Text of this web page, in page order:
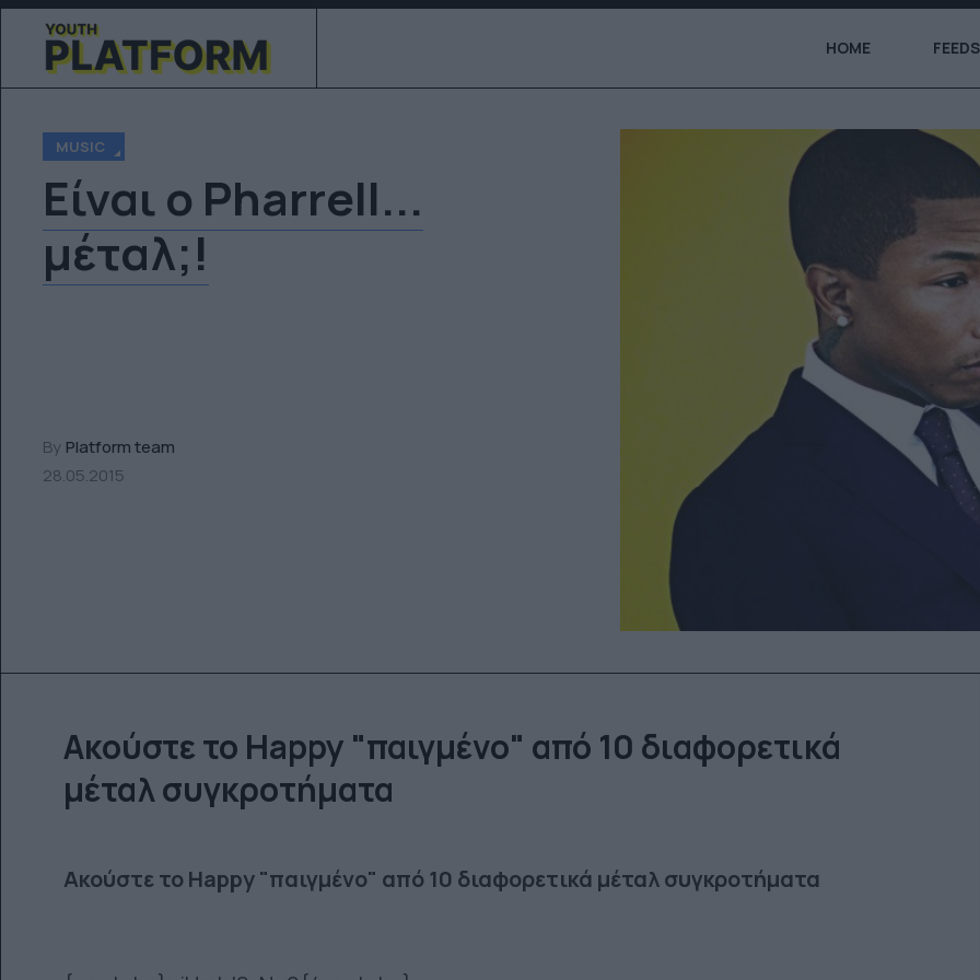
HOME FEEDS
MUSIC
Είναι ο Pharrell...
μέταλ;!
By Platform team
28.05.2015
Ακούστε το Happy "παιγμένο" από 10 διαφορετικά
μέταλ συγκροτήματα
Ακούστε το Happy "παιγμένο" από 10 διαφορετικά μέταλ συγκροτήματα